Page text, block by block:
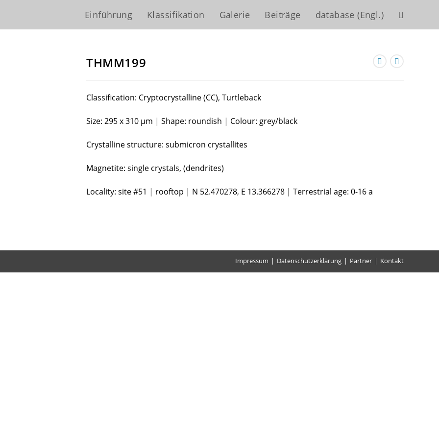
Einführung Klassifikation Galerie Beiträge database (Engl.) Website-
THMM199
Classification: Cryptocrystalline (CC), Turtleback
Size: 295 x 310 µm | Shape: roundish | Colour: grey/black
Crystalline structure: submicron crystallites
Magnetite: single crystals, (dendrites)
Locality: site #51 | rooftop | N 52.470278, E 13.366278 | Terrestrial age: 0-16 a
Impressum Datenschutzerklärung Partner Kontakt